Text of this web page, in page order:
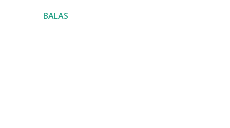
BALAS